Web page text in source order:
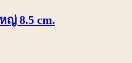
ญ่ 8.5 cm.